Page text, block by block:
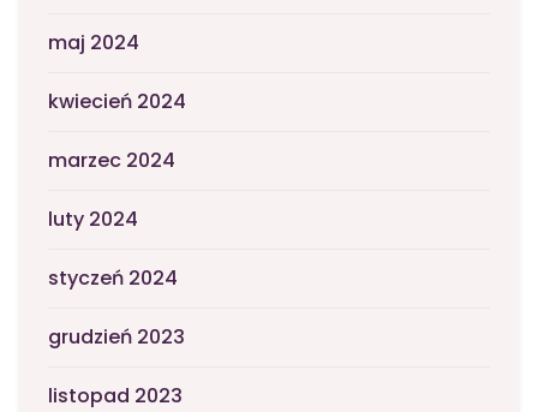
maj 2024
kwiecień 2024
marzec 2024
luty 2024
styczeń 2024
grudzień 2023
listopad 2023